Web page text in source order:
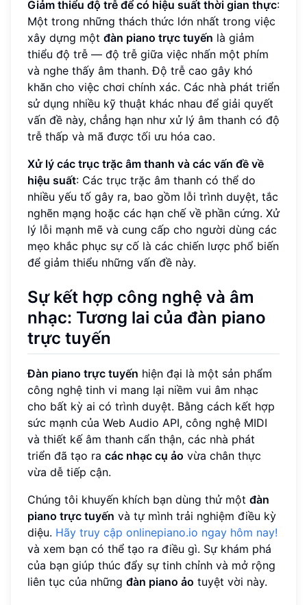
Giảm thiểu độ trễ để có hiệu suất thời gian thực:
Một trong những thách thức lớn nhất trong việc
xây dựng một đàn piano trực tuyến là giảm
thiểu độ trễ — độ trễ giữa việc nhấn một phím
và nghe thấy âm thanh. Độ trễ cao gây khó
khăn cho việc chơi chính xác. Các nhà phát triển
sử dụng nhiều kỹ thuật khác nhau để giải quyết
vấn đề này, chẳng hạn như xử lý âm thanh có độ
trễ thấp và mã được tối ưu hóa cao.
Xử lý các trục trặc âm thanh và các vấn đề về
hiệu suất: Các trục trặc âm thanh có thể do
nhiều yếu tố gây ra, bao gồm lỗi trình duyệt, tắc
nghẽn mạng hoặc các hạn chế về phần cứng. Xử
lý lỗi mạnh mẽ và cung cấp cho người dùng các
mẹo khắc phục sự cố là các chiến lược phổ biến
để giảm thiểu những vấn đề này.
Sự kết hợp công nghệ và âm
nhạc: Tương lai của đàn piano
trực tuyến
Đàn piano trực tuyến hiện đại là một sản phẩm
công nghệ tinh vi mang lại niềm vui âm nhạc
cho bất kỳ ai có trình duyệt. Bằng cách kết hợp
sức mạnh của Web Audio API, công nghệ MIDI
và thiết kế âm thanh cẩn thận, các nhà phát
triển đã tạo ra các nhạc cụ ảo vừa chân thực
vừa dễ tiếp cận.
Chúng tôi khuyến khích bạn dùng thử một đàn
piano trực tuyến và tự mình trải nghiệm điều kỳ
diệu. Hãy truy cập onlinepiano.io ngay hôm nay!
và xem bạn có thể tạo ra điều gì. Sự khám phá
của bạn giúp thúc đẩy sự tinh chỉnh và mở rộng
liên tục của những đàn piano ảo tuyệt vời này.